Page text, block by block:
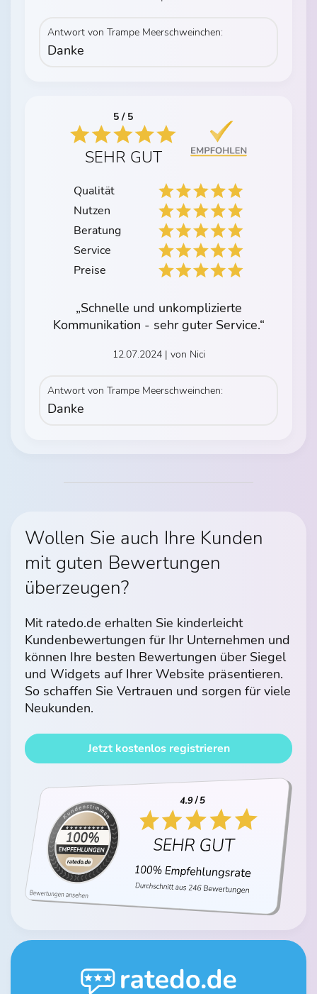
Antwort von Trampe Meerschweinchen:
Danke
5 / 5
SEHR GUT
Qualität
Nutzen
Beratung
Service
Preise
„Schnelle und unkomplizierte
Kommunikation - sehr guter Service.“
12.07.2024 | von Nici
Antwort von Trampe Meerschweinchen:
Danke
Wollen Sie auch Ihre Kunden
mit guten Bewertungen
überzeugen?
Mit ratedo.de erhalten Sie kinderleicht
Kundenbewertungen für Ihr Unternehmen und
können Ihre besten Bewertungen über Siegel
und Widgets auf Ihrer Website präsentieren.
So schaffen Sie Vertrauen und sorgen für viele
Neukunden.
Jetzt kostenlos registrieren